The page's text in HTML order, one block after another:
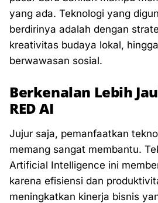
yang ada. Teknologi yang
berdirinya adalah dengan
kreativitas budaya lokal,
berwawasan sosial.
Berkenalan Lebih
RED AI
Jujur saja, pemanfaatkan
memang sangat membantu.
Artificial Intelligence ini
karena efisiensi dan
meningkatkan kinerja bisnis